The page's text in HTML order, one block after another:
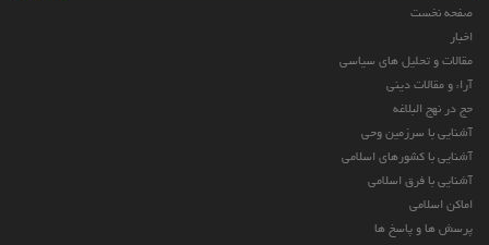
صفحه نخست
اخبار
مقالات و تحلیل های سیاسی
آراء و مقالات دینی
حج در نهج البلاغه
آشنایی با سرزمین وحی
آشنایی با کشورهای اسلامی
آشنایی با فرق اسلامی
اماکن اسلامی
پرسش ها و پاسخ ها